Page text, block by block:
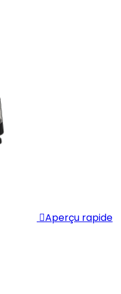
Aperçu rapide